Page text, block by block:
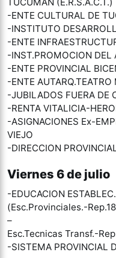
-ENTE CULTURAL DE
-INSTITUTO
-ENTE
-INST.PROMOCION DEL
-ENTE PROVINCIAL
-ENTE AUTARQ.TEATRO
-JUBILADOS FUERA DE
-RENTA VITALICIA-
-ASIGNACIONES Ex-
VIEJO
-DIRECCION
Viernes 6 de julio
-EDUCACION
(Esc.Provinciales.-
–
Esc.Tecnicas Transf.-
-SISTEMA PROVINCIAL